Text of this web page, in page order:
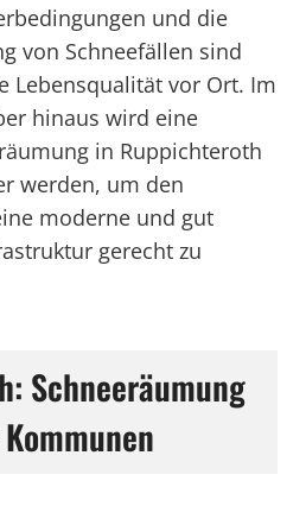
und die
von Schneefällen sind
Lebensqualität vor Ort. Im
hinaus wird eine
in Ruppichteroth
werden, um den
moderne und gut
gerecht zu
Schneeräumung